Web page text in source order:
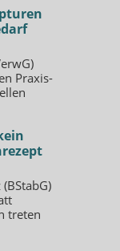
Praxis-
treten